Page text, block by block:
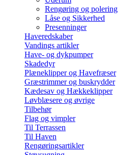
Rengøring og polering
Låse og Sikkerhed
Presenninger
Haveredskaber
Vandings artikler
Have- og dykpumper
Skadedyr
Plæneklipper og Havefræser
Græstrimmer og buskrydder
Kædesav og Hækkeklipper
Løvblæsere og øvrige
Tilbehør
Flag og vimpler
Til Terrassen
Til Haven
Rengøringsartikler